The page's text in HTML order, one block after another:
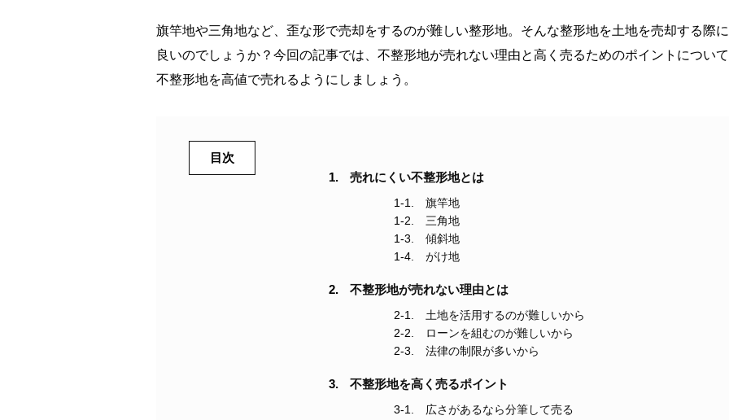
旗竿地や三角地など、歪な形で売却をするのが難しい整形地。そんな整形地を土地を売却する際
良いのでしょうか？今回の記事では、不整形地が売れない理由と高く売るためのポイントについ
不整形地を高値で売れるようにしましょう。
目次
売れにくい不整形地とは
旗竿地
三角地
傾斜地
がけ地
不整形地が売れない理由とは
土地を活用するのが難しいから
ローンを組むのが難しいから
法律の制限が多いから
不整形地を高く売るポイント
広さがあるなら分筆して売る